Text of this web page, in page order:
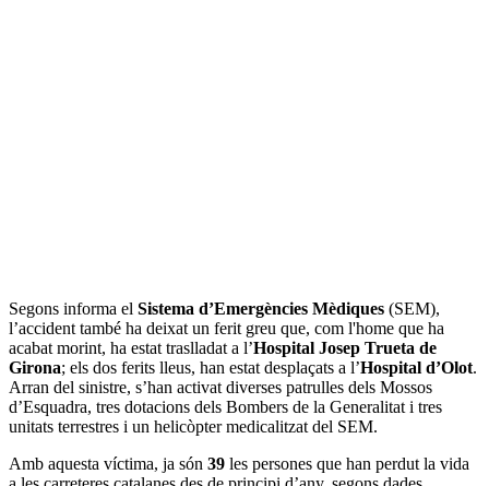
Segons informa el Sistema d’Emergències Mèdiques (SEM),
l’accident també ha deixat un ferit greu que, com l'home que ha
acabat morint, ha estat traslladat a l’Hospital Josep Trueta de
Girona; els dos ferits lleus, han estat desplaçats a l’Hospital d’Olot.
Arran del sinistre, s’han activat diverses patrulles dels Mossos
d’Esquadra, tres dotacions dels Bombers de la Generalitat i tres
unitats terrestres i un helicòpter medicalitzat del SEM.
Amb aquesta víctima, ja són 39 les persones que han perdut la vida